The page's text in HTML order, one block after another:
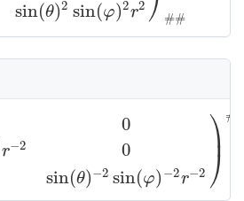
sin(θ)2 sin(φ)2r2
##
r−2
0
0
sin(θ)−2 sin(φ) −2r−2
⎞
⎠
⎟
#
00sin r−